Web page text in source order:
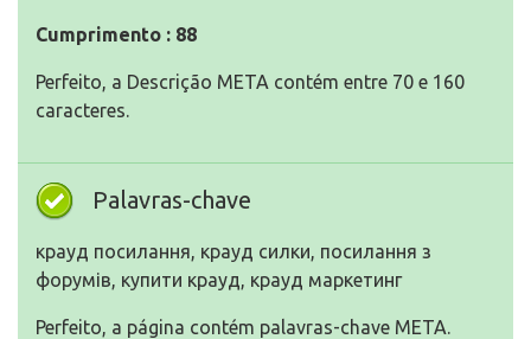
Cumprimento : 88
Perfeito, a Descrição META contém entre 70 e 160
caracteres.
Palavras-chave
крауд посилання, крауд силки, посилання з
форумів, купити крауд, крауд маркетинг
Perfeito, a página contém palavras-chave META.